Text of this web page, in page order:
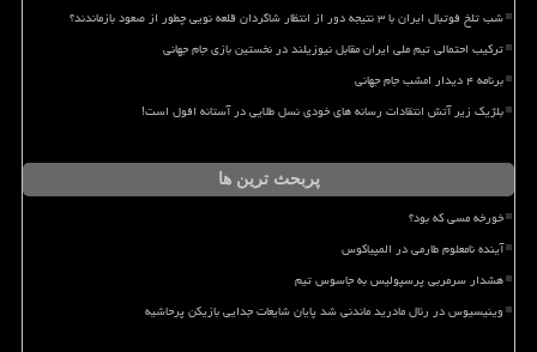
شب تلخ فوتبال ایران با ۳ نتیجه دور از انتظار شاگردان قلعه نویی چطور از صعود بازماندند؟
ترکیب احتمالی تیم ملی ایران مقابل نیوزیلند در نخستین بازی جام جهانی
برنامه ۴ دیدار امشب جام جهانی
بلژیک زیر آتش انتقادات رسانه های خودی نسل طلایی در آستانه افول است!
پربحث ترین ها
خورخه مسی که بود؟
آینده نامعلوم طارمی در المپیاکوس
هشدار سرمربی پرسپولیس به جاسوس تیم
وینیسیوس در رئال مادرید ماندنی شد پایان شایعات جدایی بازیکن پرحاشیه